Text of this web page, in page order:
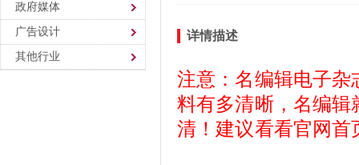
政府媒体
广告设计
其他行业
详情描述
注意：名编辑电子杂
料有多清晰，名编辑
清！建议看看官网首